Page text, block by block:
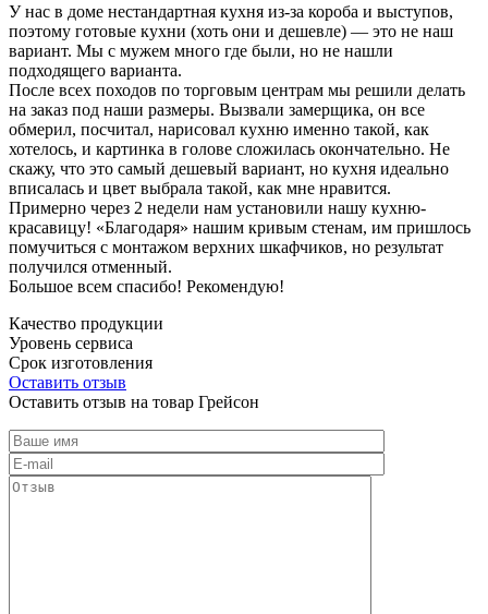
У нас в доме нестандартная кухня из-за короба и выступов,
поэтому готовые кухни (хоть они и дешевле) — это не наш
вариант. Мы с мужем много где были, но не нашли
подходящего варианта.
После всех походов по торговым центрам мы решили делать
на заказ под наши размеры. Вызвали замерщика, он все
обмерил, посчитал, нарисовал кухню именно такой, как
хотелось, и картинка в голове сложилась окончательно. Не
скажу, что это самый дешевый вариант, но кухня идеально
вписалась и цвет выбрала такой, как мне нравится.
Примерно через 2 недели нам установили нашу кухню-
красавицу! «Благодаря» нашим кривым стенам, им пришлось
помучиться с монтажом верхних шкафчиков, но результат
получился отменный.
Большое всем спасибо! Рекомендую!
Качество продукции
Уровень сервиса
Срок изготовления
Оставить отзыв
Оставить отзыв на товар Грейсон